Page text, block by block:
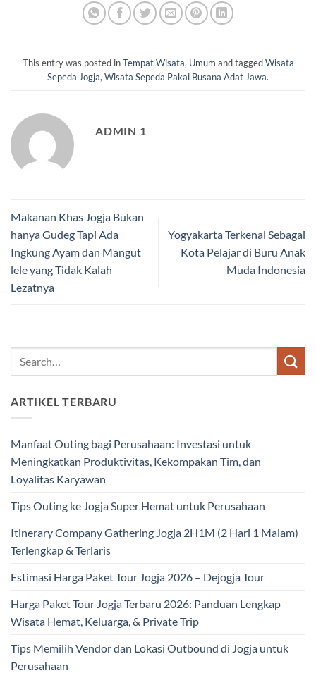
This entry was posted inTempat Wisata, Umum and taggedWisata
Sepeda Jogja,Wisata Sepeda Pakai Busana Adat Jawa.
ADMIN 1
Makanan Khas Jogja Bukan
hanya Gudeg Tapi Ada
Ingkung Ayam dan Mangut
lele yang Tidak Kalah
Lezatnya
Yogyakarta Terkenal Sebagai
Kota Pelajar di Buru Anak
Muda Indonesia
ARTIKEL TERBARU
Manfaat Outing bagi Perusahaan: Investasi untuk
Meningkatkan Produktivitas, Kekompakan Tim, dan
Loyalitas Karyawan
Tips Outing ke Jogja Super Hemat untuk Perusahaan
Itinerary Company Gathering Jogja 2H1M (2 Hari 1 Malam)
Terlengkap & Terlaris
Estimasi Harga Paket Tour Jogja 2026 – Dejogja Tour
Harga Paket Tour Jogja Terbaru 2026: Panduan Lengkap
Wisata Hemat, Keluarga, & Private Trip
Tips Memilih Vendor dan Lokasi Outbound di Jogja untuk
Perusahaan